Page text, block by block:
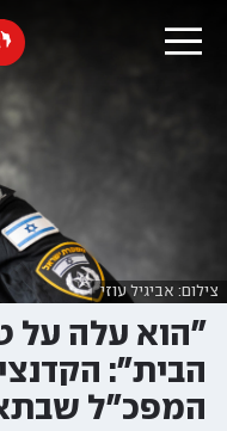
צילום: אביגיל עוזי
"הוא עלה על
הבית":
המפכ"ל